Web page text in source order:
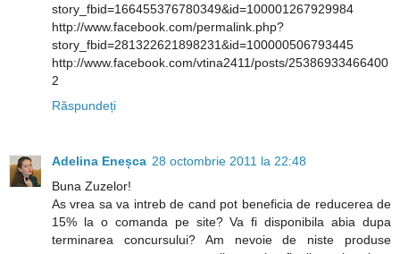
story_fbid=166455376780349&id=100001267929984
http://www.facebook.com/permalink.php?
story_fbid=281322621898231&id=100000506793445
http://www.facebook.com/vtina2411/posts/25386933466400
2
Răspundeți
Adelina Eneșca 28 octombrie 2011 la 22:48
Buna Zuzelor!
As vrea sa va intreb de cand pot beneficia de reducerea de
15% la o comanda pe site? Va fi disponibila abia dupa
terminarea concursului? Am nevoie de niste produse